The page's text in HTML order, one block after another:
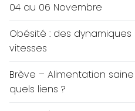
04 au 06 Novembre
Obésité : des
vitesses
Brève – Alimentation
quels liens ?